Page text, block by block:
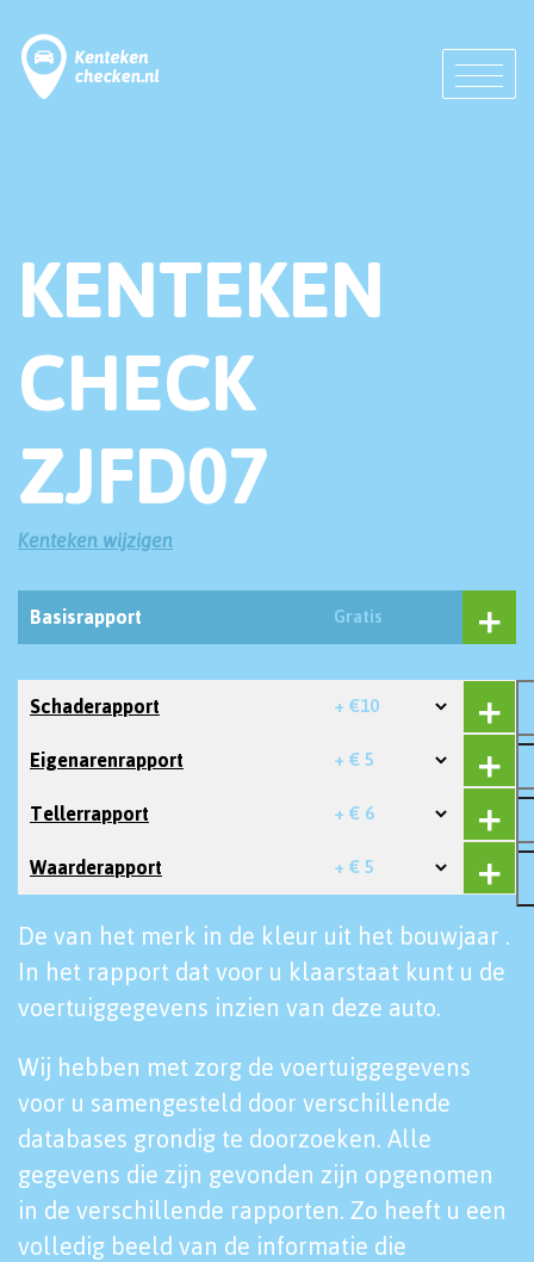
KENTEKEN
CHECK
ZJFD07
Kenteken wijzigen
Basisrapport Gratis
Schaderapport + €10
Eigenarenrapport + € 5
Tellerrapport + € 6
Waarderapport + € 5
De van het merk in de kleur uit het bouwjaar .
In het rapport dat voor u klaarstaat kunt u de
voertuiggegevens inzien van deze auto.
Wij hebben met zorg de voertuiggegevens
voor u samengesteld door verschillende
databases grondig te doorzoeken. Alle
gegevens die zijn gevonden zijn opgenomen
in de verschillende rapporten. Zo heeft u een
volledig beeld van de informatie die